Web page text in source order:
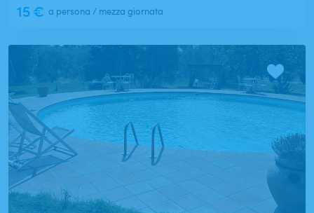
15 € a persona / mezza giornata